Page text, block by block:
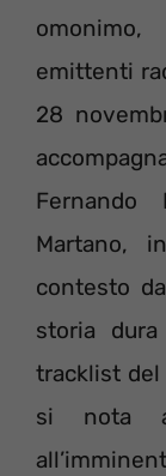
emittenti
28
Martano,
contesto
storia
tracklist del
si nota